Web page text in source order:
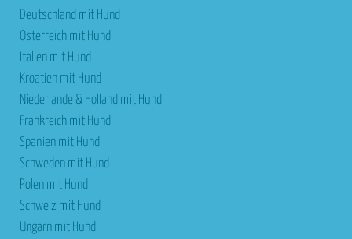
Deutschland mit Hund
Österreich mit Hund
Italien mit Hund
Kroatien mit Hund
Niederlande & Holland mit Hund
Frankreich mit Hund
Spanien mit Hund
Schweden mit Hund
Polen mit Hund
Schweiz mit Hund
Ungarn mit Hund